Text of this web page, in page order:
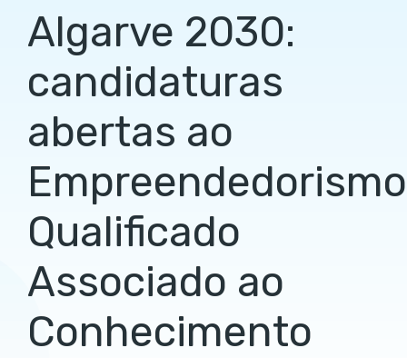
Algarve 2030:
candidaturas
abertas ao
Empreendedorismo
Qualificado
Associado ao
Conhecimento